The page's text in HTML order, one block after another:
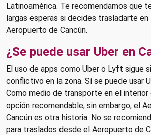
Latinoamérica. Te recomendamos que
largas esperas si decides trasladarte
Aeropuerto de Cancún.
¿Se puede usar Uber en
El uso de apps como Uber o Lyft sigue
conflictivo en la zona. Sí se puede usar
Como medio de transporte en el interior
opción recomendable, sin embargo, el
Cancún es otra historia. No se
para traslados desde el Aeropuerto de